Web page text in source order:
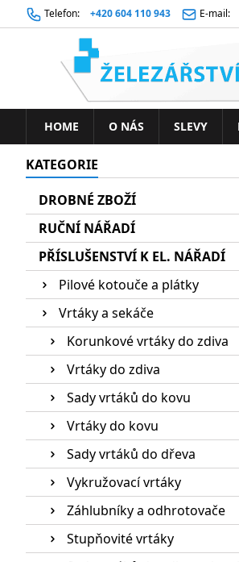
Telefon: +420 604 110 943 E-mail:
HOME O NÁS SLEVY
KATEGORIE
DROBNÉ ZBOŽÍ
RUČNÍ NÁŘADÍ
PŘÍSLUŠENSTVÍ K EL. NÁŘADÍ
Pilové kotouče a plátky
Vrtáky a sekáče
Korunkové vrtáky do zdiva
Vrtáky do zdiva
Sady vrtáků do kovu
Vrtáky do kovu
Sady vrtáků do dřeva
Vykružovací vrtáky
Záhlubníky a odhrotovače
Stupňovité vrtáky